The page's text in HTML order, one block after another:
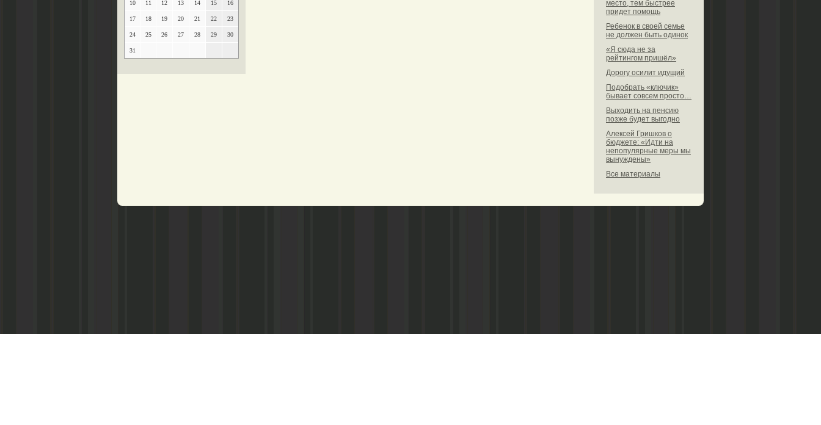
10 11 12 13 14 15 16
17 18 19 20 21 22 23
24 25 26 27 28 29 30
31
место, тем быстрее
придет помощь
Ребенок в своей семье
не должен быть одинок
«Я сюда не за
рейтингом пришёл»
Дорогу осилит идущий
Подобрать «ключик»
бывает совсем просто…
Выходить на пенсию
позже будет выгодно
Алексей Гришков о
бюджете: «Идти на
непопулярные меры мы
вынуждены»
Все материалы